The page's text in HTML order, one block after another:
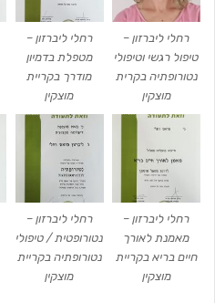
רחלי ליברזון –
טיפול רגשי וטיפולי
נטורופתיה בקרית
מוצקין
רחלי ליברזון –
מטפלת בדמיון
מודרך בקריית
מוצקין
רחלי ליברזון –
מאמנת לאורך
חיים בריא בקריית
מוצקין
רחלי ליברזון –
נטורופטית / טיפולי
נטורופתיה בקריית
מוצקין